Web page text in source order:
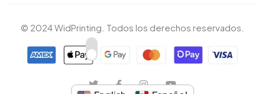
© 2024 WidPrinting. Todos los derechos reservados.